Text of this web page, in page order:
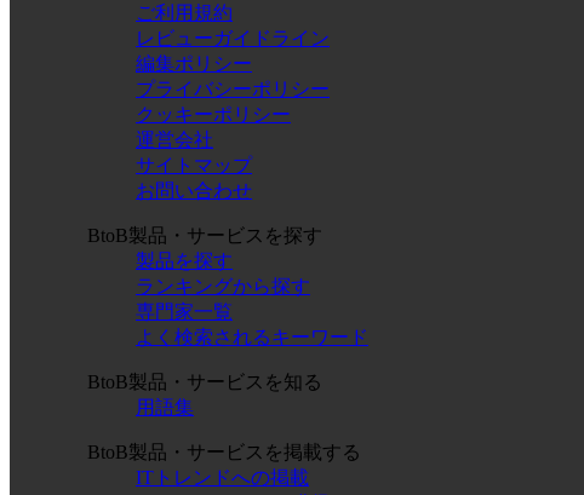
ご利用規約
レビューガイドライン
編集ポリシー
プライバシーポリシー
クッキーポリシー
運営会社
サイトマップ
お問い合わせ
BtoB製品・サービスを探す
製品を探す
ランキングから探す
専門家一覧
よく検索されるキーワード
BtoB製品・サービスを知る
用語集
BtoB製品・サービスを掲載する
ITトレンドへの掲載